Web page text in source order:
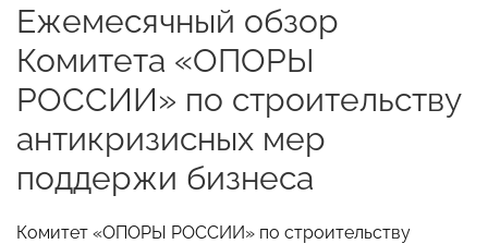
Ежемесячный обзор
Комитета «ОПОРЫ
РОССИИ» по строительству
антикризисных мер
поддержи бизнеса
Комитет «ОПОРЫ РОССИИ» по строительству